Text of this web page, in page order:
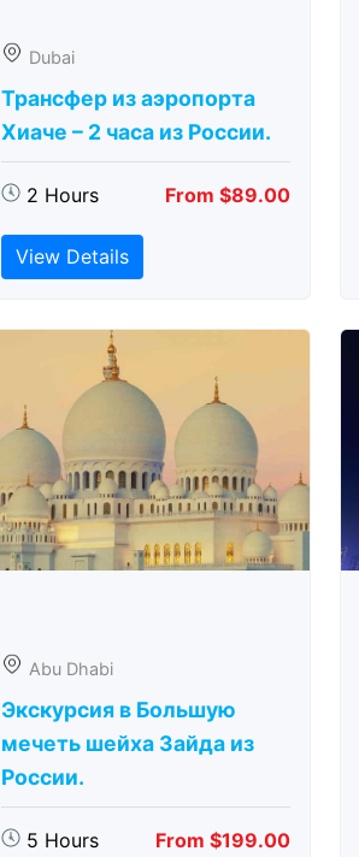
Dubai
Трансфер из аэропорта
Хиаче – 2 часа из России.
2 Hours From $89.00
View Details
Abu Dhabi
Экскурсия в Большую
мечеть шейха Зайда из
России.
5 Hours From $199.00